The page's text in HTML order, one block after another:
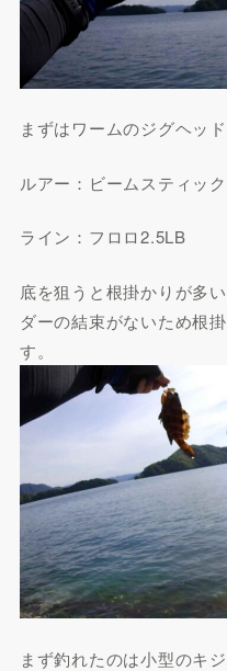
まずはワームのジグヘッ
ルアー：ビームスティッ
ライン：フロロ2.5LB
底を狙うと根掛かりが多
ダーの結束がないため根
す。
まず釣れたのは小型のキ